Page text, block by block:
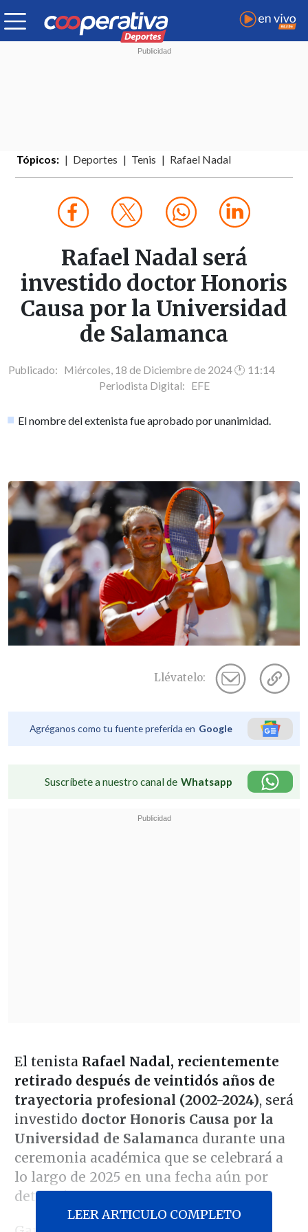
Tópicos: Deportes Tenis Rafael Nadal
Rafael Nadal será
investido doctor Honoris
Causa por la Universidad
de Salamanca
Publicado: Miércoles, 18 de Diciembre de 2024 🕐 11:14
Periodista Digital: EFE
El nombre del extenista fue aprobado por unanimidad.
Llévatelo:
Agréganos como tu fuente preferida en Google
Suscríbete a nuestro canal de Whatsapp
El tenista Rafael Nadal, recientemente
retirado después de veintidós años de
trayectoria profesional (2002-2024), será
investido doctor Honoris Causa por la
Universidad de Salamanca durante una
ceremonia académica que se celebrará a
lo largo de 2025 en una fecha aún por
determinar.
LEER ARTICULO COMPLETO